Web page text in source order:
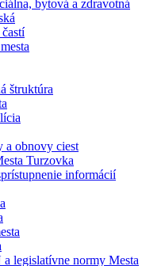
bytová a zdravotná
štruktúra
a obnovy ciest
Turzovka
informácií
legislatívne normy Mesta